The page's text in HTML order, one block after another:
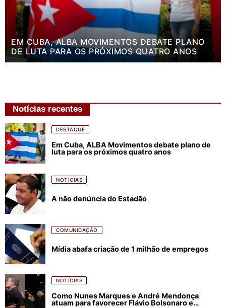
EM CUBA, ALBA MOVIMENTOS DEBATE PLANO
DE LUTA PARA OS PRÓXIMOS QUATRO ANOS
Notícias recentes
DESTAQUE
Em Cuba, ALBA Movimentos debate plano de
luta para os próximos quatro anos
NOTÍCIAS
A não denúncia do Estadão
COMUNICAÇÃO
Mídia abafa criação de 1 milhão de empregos
NOTÍCIAS
Como Nunes Marques e André Mendonça
atuam para favorecer Flávio Bolsonaro e